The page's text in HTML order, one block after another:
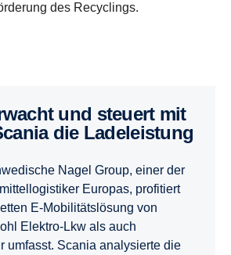
des Recyclings.
die Ladeleistung
Nagel Group, einer der
Europas, profitiert
E-Mobilitätslösung von
Elektro-Lkw als auch
umfasst. Scania analysierte die